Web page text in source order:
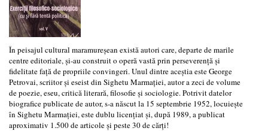
În peisajul cultural maramureșean există autori care, departe de marile
centre editoriale, și-au construit o operă vastă prin perseverență și
fidelitate față de propriile convingeri. Unul dintre aceștia este George
Petrovai, scriitor și eseist din Sighetu Marmației, autor a zeci de volume
de poezie, eseu, critică literară, filosofie și sociologie. Potrivit datelor
biografice publicate de autor, s-a născut la 15 septembrie 1952, locuiește
în Sighetu Marmației, este dublu licențiat și, după 1989, a publicat
aproximativ 1.500 de articole și peste 30 de cărți!